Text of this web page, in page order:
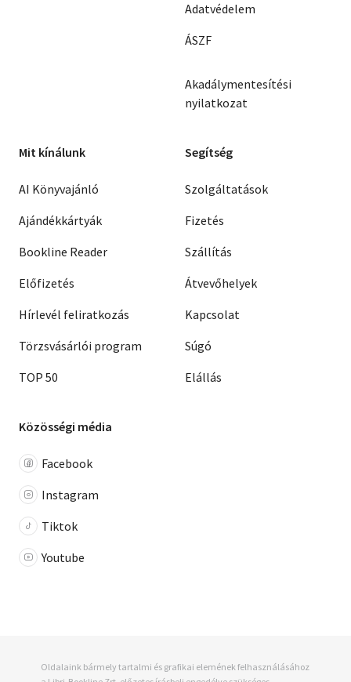
Adatvédelem
ÁSZF
Akadálymentesítési
nyilatkozat
Mit kínálunk
AI Könyvajánló
Ajándékkártyák
Bookline Reader
Előfizetés
Hírlevél feliratkozás
Törzsvásárlói program
TOP 50
Segítség
Szolgáltatások
Fizetés
Szállítás
Átvevőhelyek
Kapcsolat
Súgó
Elállás
Közösségi média
Facebook
Instagram
Tiktok
Youtube
Oldalaink bármely tartalmi és grafikai elemének felhasználásához